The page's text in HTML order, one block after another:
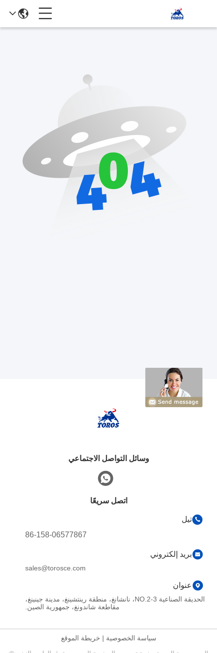
وسائل التواصل الاجتماعي
اتصل سريعًا
تيل
86-158-06577867
بريد إلكتروني
sales@torosce.com
عنوان
الحديقة الصناعية NO.2-3، نانشانغ، منطقة رينتشينغ، مدينة جينينغ،
مقاطعة شاندونغ، جمهورية الصين.
سياسة الخصوصية | خريطة الموقع